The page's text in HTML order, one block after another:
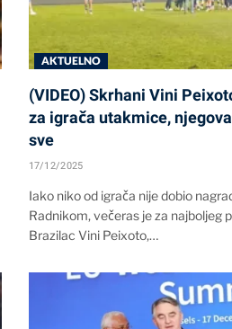
AKTUELNO
(VIDEO) Skrhani Vini
za igrača utakmice,
sve
17/12/2025
Iako niko od igrača nije dobio
Radnikom, večeras je za najboljeg
Brazilac Vini Peixoto,…